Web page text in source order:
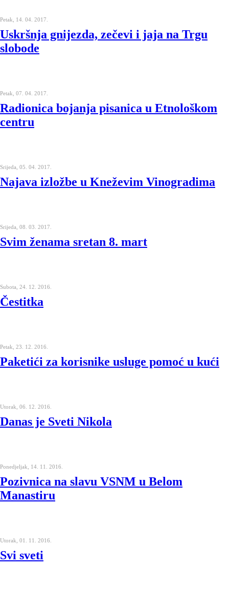
Petak, 14. 04. 2017.
Uskršnja gnijezda, zečevi i jaja na Trgu
slobode
Petak, 07. 04. 2017.
Radionica bojanja pisanica u Etnološkom
centru
Srijeda, 05. 04. 2017.
Najava izložbe u Kneževim Vinogradima
Srijeda, 08. 03. 2017.
Svim ženama sretan 8. mart
Subota, 24. 12. 2016.
Čestitka
Petak, 23. 12. 2016.
Paketići za korisnike usluge pomoć u kući
Utorak, 06. 12. 2016.
Danas je Sveti Nikola
Ponedjeljak, 14. 11. 2016.
Pozivnica na slavu VSNM u Belom
Manastiru
Utorak, 01. 11. 2016.
Svi sveti